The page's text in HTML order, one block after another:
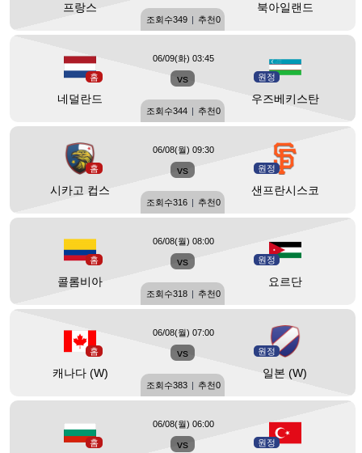
프랑스 북아일랜드
조회수349 | 추천0
홈
네덜란드
vs 원정
우즈베키스탄
06/09(화) 03:45
조회수344 | 추천0
홈
시카고 컵스
vs 원정
샌프란시스코
06/08(월) 09:30
조회수316 | 추천0
홈
콜롬비아
vs 원정
요르단
06/08(월) 08:00
조회수318 | 추천0
홈
캐나다 (W)
vs 원정
일본 (W)
06/08(월) 07:00
조회수383 | 추천0
홈 vs 원정
06/08(월) 06:00